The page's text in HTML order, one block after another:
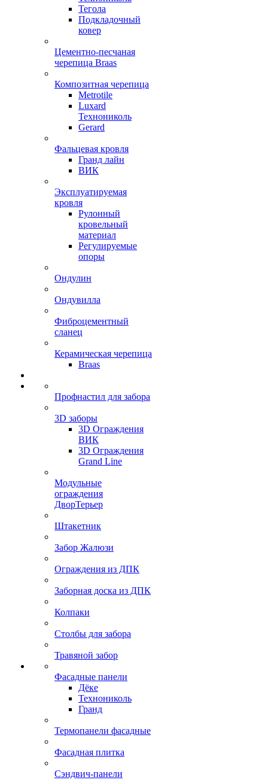
Тегола
Подкладочный
ковер
Цементно-песчаная
черепица Braas
Композитная черепица
Metrotile
Luxard
Технониколь
Gerard
Фальцевая кровля
Гранд лайн
ВИК
Эксплуатируемая
кровля
Рулонный
кровельный
материал
Регулируемые
опоры
Ондулин
Ондувилла
Фиброцементный
сланец
Керамическая черепица
Braas
Профнастил для забора
3D заборы
3D Ограждения
ВИК
3D Ограждения
Grand Line
Модульные
ограждения
ДворТерьер
Штакетник
Забор Жалюзи
Ограждения из ДПК
Заборная доска из ДПК
Колпаки
Столбы для забора
Травяной забор
Фасадные панели
Дёке
Технониколь
Гранд
Термопанели фасадные
Фасадная плитка
Сэндвич-панели